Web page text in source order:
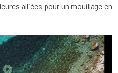
alliées pour un mouillage en